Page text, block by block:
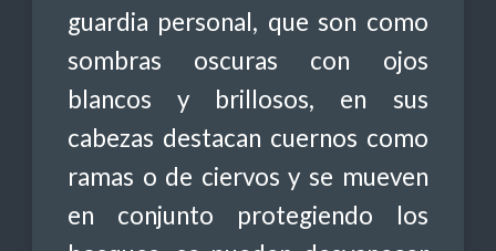
guardia personal, que son como
sombras oscuras con ojos
blancos y brillosos, en sus
cabezas destacan cuernos como
ramas o de ciervos y se mueven
en conjunto protegiendo los